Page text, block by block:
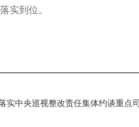
实到位。
实中央巡视整改责任集体约谈重点